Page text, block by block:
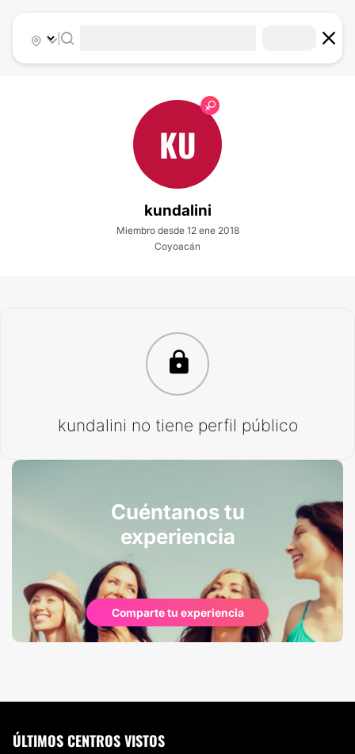
|
KU
kundalini
Miembro desde 12 ene 2018
Coyoacán
kundalini no tiene perfil público
Cuéntanos tu
experiencia
Comparte tu experiencia
ÚLTIMOS CENTROS VISTOS